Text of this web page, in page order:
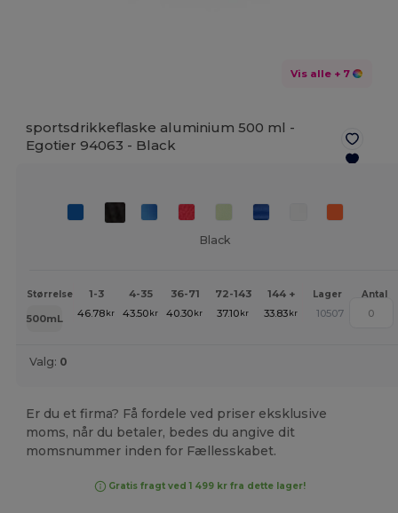
Vis alle + 7
sportsdrikkeflaske aluminium 500 ml -
Egotier 94063 - Black
Black
Størrelse 1-3 4-35 36-71 72-143 144 + Lager Antal
500mL 46.78 kr 43.50 kr 40.30 kr 37.10 kr 33.83 kr 10507
Valg: 0
Er du et firma? Få fordele ved priser eksklusive
moms, når du betaler, bedes du angive dit
momsnummer inden for Fællesskabet.
Gratis fragt ved 1 499 kr fra dette lager!